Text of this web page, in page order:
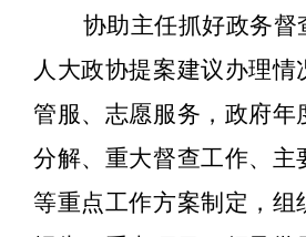
协助主任抓好政务督
人大政协提案建议办理情
管服、 志愿服务 ， 政府年
分解、重大督查工作、主
等重点工作方案制定 ， 组